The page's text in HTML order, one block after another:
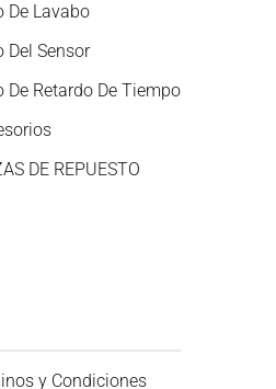
De Lavabo
Del Sensor
De Retardo De Tiempo
DE REPUESTO
y Condiciones